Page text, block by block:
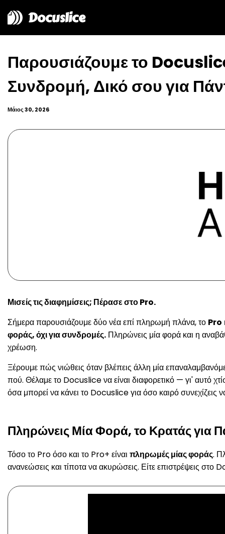
Docuslice
Παρουσιάζουμε το
Συνδρομή, Δικό σου για
Μάιος 30, 2026
Μισείς τις διαφημίσεις; Πέρασε στο Pro.
Σήμερα παρουσιάζουμε δύο νέα επί πληρωμή πλάνα, το Pro
φοράς, όχι για συνδρομές. Πληρώνεις μία φορά και η
χρέωση.
Ξέρουμε πώς νιώθεις όταν βλέπεις άλλη μία
πού. Θέλαμε το Docuslice να είναι διαφορετικό — γι' αυτό
όσα μπορεί να κάνει το Docuslice για όσο καιρό συνεχίζεις
Πληρώνεις Μία Φορά, το Κρατάς για
Τόσο το Pro όσο και το Pro+ είναι πληρωμές μίας φοράς.
ανανεώσεις και τίποτα να ακυρώσεις. Είτε επιστρέψεις